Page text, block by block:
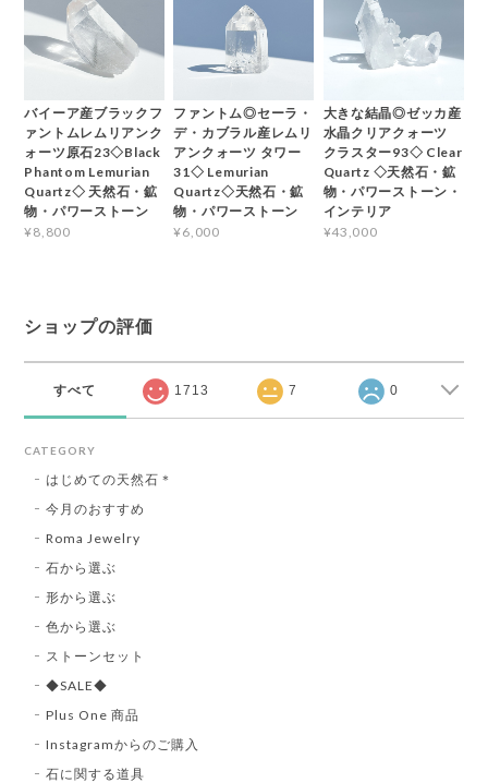
バイーア産ブラックフ
ァントムレムリアンク
ォーツ原石23◇Black
Phantom Lemurian
Quartz◇ 天然石・鉱
物・パワーストーン
¥8,800
ファントム◎セーラ・
デ・カブラル産レムリ
アンクォーツ タワー
31◇ Lemurian
Quartz◇天然石・鉱
物・パワーストーン
¥6,000
大きな結晶◎ゼッカ産
水晶クリアクォーツ
クラスター93◇ Clear
Quartz ◇天然石・鉱
物・パワーストーン・
インテリア
¥43,000
ショップの評価
すべて 1713 7 0
CATEGORY
はじめての天然石＊
今月のおすすめ
Roma Jewelry
石から選ぶ
形から選ぶ
色から選ぶ
ストーンセット
◆SALE◆
Plus One 商品
Instagramからのご購入
石に関する道具